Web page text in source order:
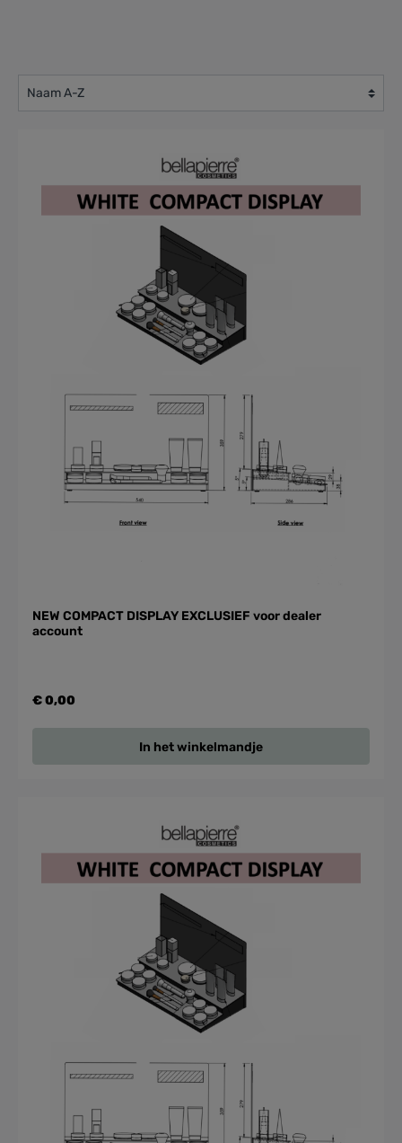
NEW COMPACT DISPLAY EXCLUSIEF voor dealer
account
€ 0,00
In het winkelmandje